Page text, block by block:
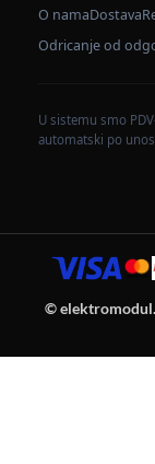
O namaDostava
Odricanje od
U sistemu smo
automatski po
©